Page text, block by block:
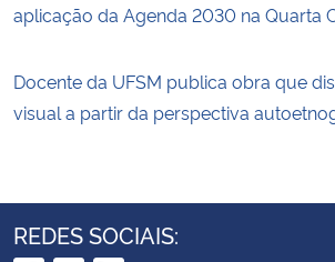
aplicação da Agenda 2030 na Quarta
Docente da UFSM publica obra que
visual a partir da perspectiva
REDES SOCIAIS: